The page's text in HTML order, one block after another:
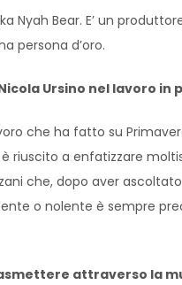
Nyah Bear. E’ un
persona d’oro.
Ursino nel lavoro in
che ha fatto su
riuscito a enfatizzare
che, dopo aver
o nolente è sempre
attraverso la